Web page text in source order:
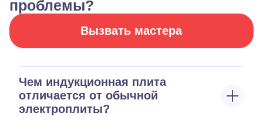
проблемы?
Вызвать мастера
Чем индукционная плита
отличается от обычной
электроплиты?